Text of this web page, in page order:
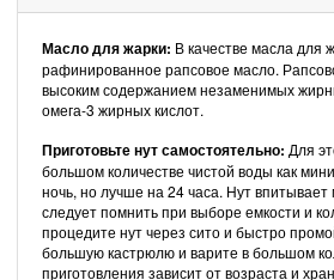
Масло для жарки: В качестве масла для
рафинированное рапсовое масло.
высоким содержанием незаменимых
омега-3 жирных кислот.
Приготовьте нут самостоятельно: Для
большом количестве чистой воды как
ночь, но лучше на 24 часа. Нут
следует помнить при выборе емкости и
процедите нут через сито и быстро
большую кастрюлю и варите в большом
приготовления зависит от возраста и